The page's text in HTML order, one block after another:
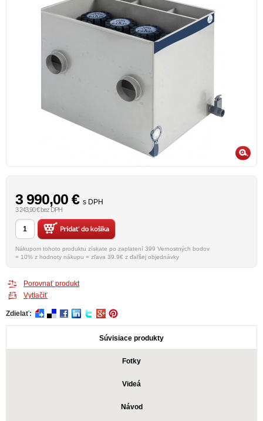
3 990,00 € s DPH
3 243,90 € bez DPH
Nákupom tohoto produktu získate po zaplatení 399 Vernostných bodov
= 10% z hodnoty nákupu = zľava 39.9€ z ďaľšej objednávky
Porovnať produkt
Vytlačiť
Zdielať:
Súvisiace produkty
Fotky
Videá
Návod